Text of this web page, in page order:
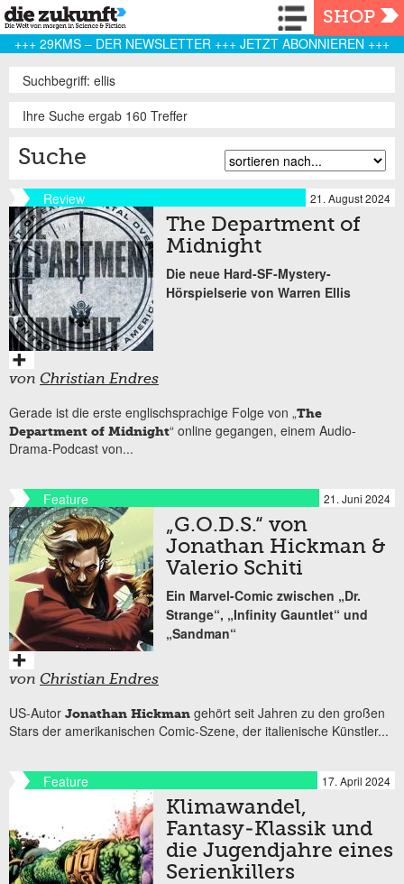
Navigation
SHOP
+++ 29KMS – DER NEWSLETTER +++ JETZT ABONNIEREN +++
Suchbegriff: ellis
Ihre Suche ergab 160 Treffer
Suche
Review 21. August 2024
The Department of
Midnight
Die neue Hard-SF-Mystery-
Hörspielserie von Warren Ellis
von Christian Endres
Gerade ist die erste englischsprachige Folge von „The
Department of Midnight“ online gegangen, einem Audio-
Drama-Podcast von...
Feature 21. Juni 2024
„G.O.D.S.“ von
Jonathan Hickman &
Valerio Schiti
Ein Marvel-Comic zwischen „Dr.
Strange“, „Infinity Gauntlet“ und
„Sandman“
von Christian Endres
US-Autor Jonathan Hickman gehört seit Jahren zu den großen
Stars der amerikanischen Comic-Szene, der italienische Künstler...
Feature 17. April 2024
Klimawandel,
Fantasy-Klassik und
die Jugendjahre eines
Serienkillers